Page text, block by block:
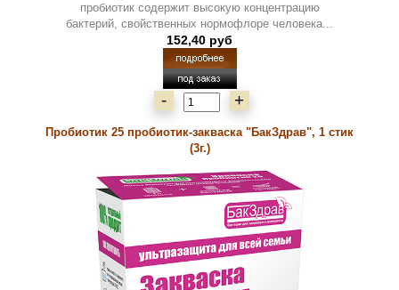
пробиотик содержит высокую концентрацию
бактерий, свойственных нормофлоре человека...
152,40 руб
- +
Пробиотик 25 пробиотик-закваска "БакЗдрав", 1 стик
(3г.)